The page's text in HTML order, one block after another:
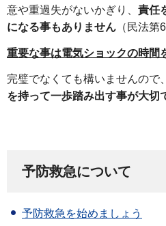
意や重過失がないかぎり、 責任
になる事もありません （民法第
重要な事は電気ショックの時間
完璧でなくても構いませんので、
を持って一歩踏み出す事が大切
予防救急について
予防救急を始めましょう